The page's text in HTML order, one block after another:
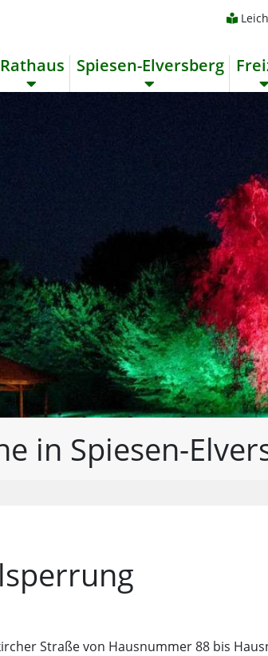
Rathaus Spiesen-Elversberg
in Spiesen-
Straße von Hausnummer 88 bis